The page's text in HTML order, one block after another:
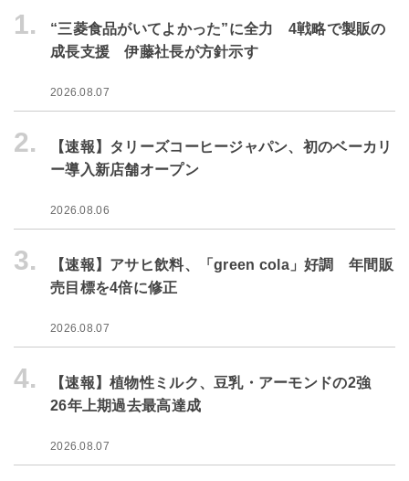
1.
“三菱食品がいてよかった”に全力 4戦略で製販の
成長支援 伊藤社長が方針示す
2026.08.07
2.
【速報】タリーズコーヒージャパン、初のベーカリ
ー導入新店舗オープン
2026.08.06
3.
【速報】アサヒ飲料、「green cola」好調 年間販
売目標を4倍に修正
2026.08.07
4.
【速報】植物性ミルク、豆乳・アーモンドの2強
26年上期過去最高達成
2026.08.07